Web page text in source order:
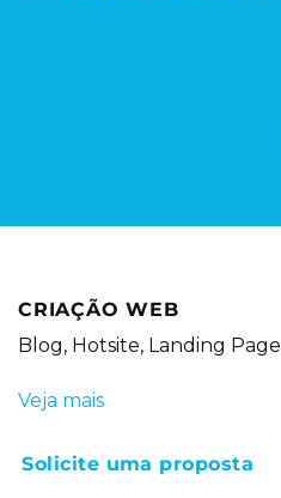
CRIAÇÃO WEB
Blog, Hotsite, Landing Page
Veja mais
Solicite uma proposta